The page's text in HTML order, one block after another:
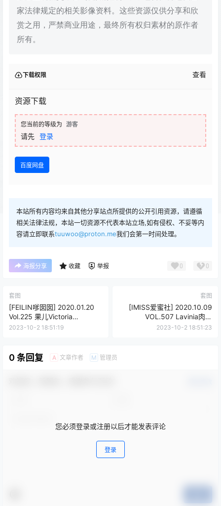
家法律规定的相关影像资料。这些资源仅供分享和欣
赏之用，严禁商业用途，最终所有权归素材的原作者
所有。
下载权限 查看
资源下载
您当前的等级为 游客
请先 登录
百度网盘
本站所有内容均来自其他分享站点所提供的公开引用资源，请遵循
相关法律法规，本站一切资源不代表本站立场,如有侵权、不妥等内
容请立即联系tuuwoo@proton.me我们会第一时间处理。
海报分享 收藏 举报 0 0
套图
[FEILIN嗲囡囡] 2020.01.20
Vol.225 果儿Victoria
[95+1P/233MB]
2023-10-2 18:51:19
套图
[IMISS爱蜜社] 2020.10.09
VOL.507 Lavinia肉肉
[55P/500MB]
2023-10-2 18:51:23
0 条回复 A 文章作者 M 管理员
您必须登录或注册以后才能发表评论
登录